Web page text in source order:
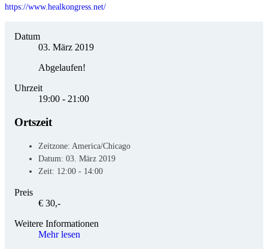
https://www.healkongress.net/
Datum
03. März 2019
Abgelaufen!
Uhrzeit
19:00 - 21:00
Ortszeit
Zeitzone: America/Chicago
Datum: 03. März 2019
Zeit: 12:00 - 14:00
Preis
€ 30,-
Weitere Informationen
Mehr lesen